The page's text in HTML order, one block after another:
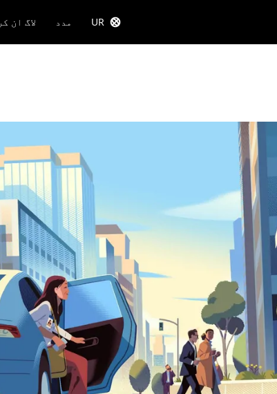
UR مدد لاگ ان